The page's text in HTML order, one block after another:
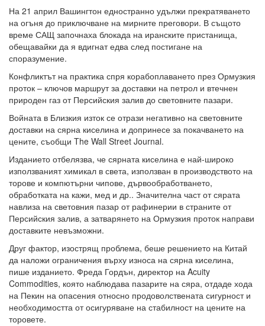
На 21 април Вашингтон едностранно удължи прекратяването
на огъня до приключване на мирните преговори. В същото
време САЩ започнаха блокада на иранските пристанища,
обещавайки да я вдигнат едва след постигане на
споразумение.
Конфликтът на практика спря корабоплаването през Ормузкия
проток – ключов маршрут за доставки на петрол и втечнен
природен газ от Персийския залив до световните пазари.
Войната в Близкия изток се отрази негативно на световните
доставки на сярна киселина и допринесе за покачването на
цените, съобщи The Wall Street Journal.
Изданието отбелязва, че сярната киселина е най-широко
използваният химикал в света, използван в производството на
торове и компютърни чипове, дървообработването,
обработката на кажи, мед и др.. Значителна част от сярата
навлиза на световния пазар от рафинерии в страните от
Персийския залив, а затварянето на Ормузкия проток направи
доставките невъзможни.
Друг фактор, изострящ проблема, беше решението на Китай
да наложи ограничения върху износа на сярна киселина,
пише изданието. Фреда Гордън, директор на Acuity
Commodities, която наблюдава пазарите на сяра, отдаде хода
на Пекин на опасения относно продоволствената сигурност и
необходимостта от осигуряване на стабилност на цените на
торовете.